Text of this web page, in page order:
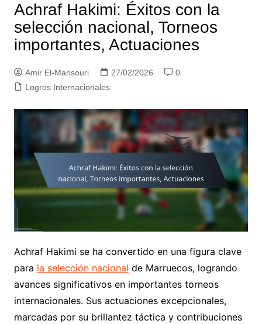
Achraf Hakimi: Éxitos con la
selección nacional, Torneos
importantes, Actuaciones
Amir El-Mansouri 27/02/2026
0
Logros Internacionales
Achraf Hakimi se ha convertido en una figura clave
para la selección nacional de Marruecos, logrando
avances significativos en importantes torneos
internacionales. Sus actuaciones excepcionales,
marcadas por su brillantez táctica y contribuciones